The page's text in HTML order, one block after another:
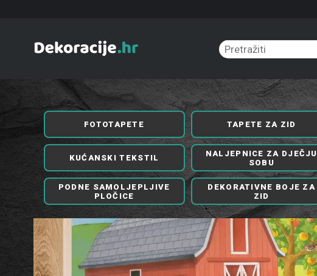
FOTOTAPETE TAPETE ZA ZID
KUĆANSKI TEKSTIL
NALJEPNICE ZA DJEČJU
SOBU
PODNE SAMOLJEPLJIVE
PLOČICE
DEKORATIVNE BOJE ZA
ZID